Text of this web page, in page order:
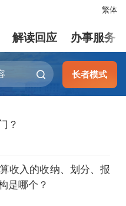
繁体
解读回应 办事服务
长者模式
？
收入的收纳、划分、报
是哪个？